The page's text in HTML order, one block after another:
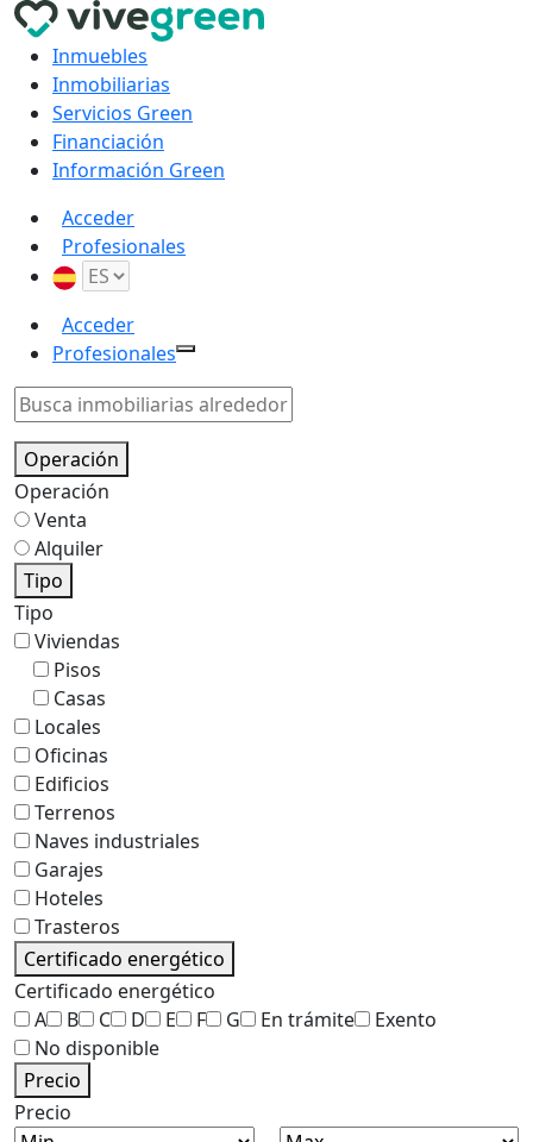
Inmuebles
Inmobiliarias
Servicios Green
Financiación
Información Green
Acceder
Profesionales
Acceder
Profesionales
Operación
Operación
Venta
Alquiler
Tipo
Tipo
Viviendas
Pisos
Casas
Locales
Oficinas
Edificios
Terrenos
Naves industriales
Garajes
Hoteles
Trasteros
Certificado energético
Certificado energético
A
B C D E F G En trámite
Exento
No disponible
Precio
Precio